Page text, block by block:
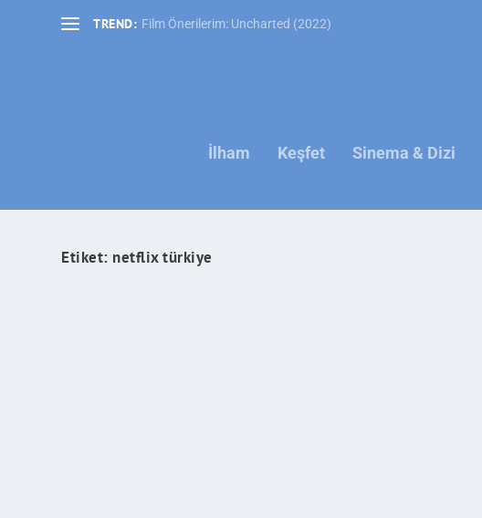
TREND: Film Önerilerim: Uncharted (2022)
İlham Keşfet Sinema & Dizi
Etiket: netflix türkiye